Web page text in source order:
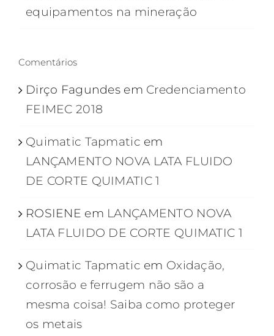
equipamentos na mineração
Comentários
Dirço Fagundes em Credenciamento
FEIMEC 2018
Quimatic Tapmatic em
LANÇAMENTO NOVA LATA FLUIDO
DE CORTE QUIMATIC 1
ROSIENE em LANÇAMENTO NOVA
LATA FLUIDO DE CORTE QUIMATIC 1
Quimatic Tapmatic em Oxidação,
corrosão e ferrugem não são a
mesma coisa! Saiba como proteger
os metais